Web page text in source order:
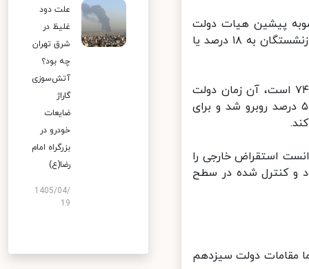
پیشین هیات دولت
همچنان ادامه دارد و قرار نیست افزایش ۱۰ درصدی مستمری این گروه از بازنشستگان به ۱۸ درصد یا
حیدری در این باره می گوید: از نظر شرایط تورمی در موقعیتی شبیه سال ۷۴ است، آن زمان دولت
به دلیل استقراض خارجی و کاهش قیمت نفت با تورمی نزدیک به ۵۰ درصد روبرو شد و برای
استقراض خارجی را
و کنترل شده در سطح
مقامات دولت سیزدهم
علت دود
غلیظ در
شرق تهران
چه بود؟
آتش‌سوزی
گاراژ
ضایعات
خودرو در
بزرگراه امام
رضا(ع)
1405/04/
19